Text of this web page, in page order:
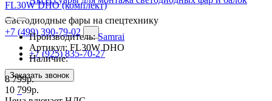
Светодиодные фары на спецтехнику
+7 (499) 390-79-02
+7 (925) 835-70-27
Заказать звонок
Производитель:Samrai
Артикул: FL30W DHO
Наличие:
8 799р.
10 799р.